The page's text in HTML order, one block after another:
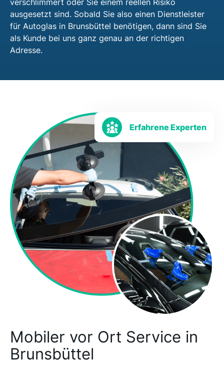
ausgesetzt sind. Sobald Sie also einen Dienstleister
für Autoglas in Brunsbüttel benötigen, dann sind Sie
als Kunde bei uns ganz genau an der richtigen
Adresse.
Mobiler vor Ort Service in
Brunsbüttel
Erfahrene Experten